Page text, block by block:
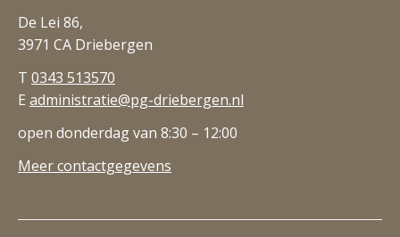
De Lei 86,
3971 CA Driebergen
T 0343 513570
E administratie@pg-driebergen.nl
open donderdag van 8:30 – 12:00
Meer contactgegevens